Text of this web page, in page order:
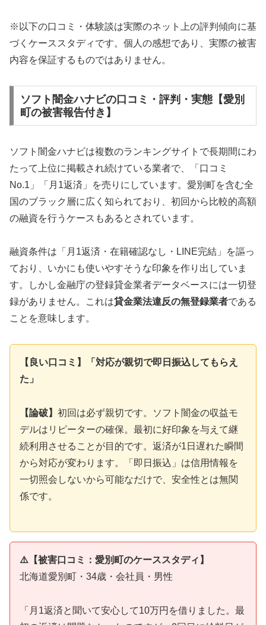
※以下の口コミ・体験談は実際のネット上の評判傾向に基
づくケーススタディです。個人の感想であり、実際の被害
内容を保証するものではありません。
ソフト闇金ハナビの口コミ・評判・実態【愛別
町の被害報告付き】
ソフト闇金ハナビは複数のランキングサイトで長期間にわ
たって上位に掲載され続けている業者で、「口コミ
No.1」「月1返済」を売りにしています。愛別町を含む全
国のブラック層に広く知られており、初回から比較的高額
の融資を行うケースもあるとされています。
融資条件は「月1返済・在籍確認なし・LINE完結」を謳っ
ており、いかにも使いやすそうな印象を作り出していま
す。しかし金融庁の登録貸金業者データベースには一切登
録がありません。これは貸金業法違反の無登録業者である
ことを意味します。
【良い口コミ】「対応が親切で即日振込してもらえ
た」
【論破】 初回は必ず親切です。ソフト闇金の収益モ
デルはリピーターの確保。最初に好印象を与えて継
続利用させることが目的です。返済が1日遅れた瞬間
から対応が変わります。「即日振込」は信用情報を
一切照会しないから可能なだけで、安全性とは無関
係です。
⚠️【被害口コミ：愛別町のケーススタディ】
北海道愛別町・34歳・会社員・男性
「月1返済と聞いて安心して10万円を借りました。最